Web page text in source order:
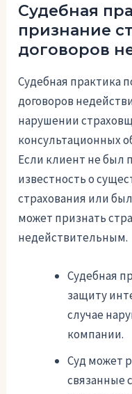
Судебная
признание
договоров
Судебная практика
договоров
нарушении
консультационных
Если клиент не был
известность о
страхования или
может признать
недействительным.
Судебная
защиту
случае
компании.
Суд может
связанные